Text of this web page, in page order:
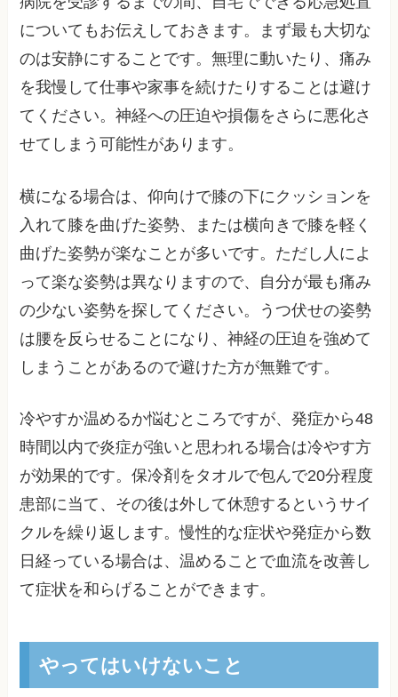
についてもお伝えしておきます。まず最も大切な
のは安静にすることです。無理に動いたり、痛み
を我慢して仕事や家事を続けたりすることは避け
てください。神経への圧迫や損傷をさらに悪化さ
せてしまう可能性があります。
横になる場合は、仰向けで膝の下にクッションを
入れて膝を曲げた姿勢、または横向きで膝を軽く
曲げた姿勢が楽なことが多いです。ただし人によ
って楽な姿勢は異なりますので、自分が最も痛み
の少ない姿勢を探してください。うつ伏せの姿勢
は腰を反らせることになり、神経の圧迫を強めて
しまうことがあるので避けた方が無難です。
冷やすか温めるか悩むところですが、発症から48
時間以内で炎症が強いと思われる場合は冷やす方
が効果的です。保冷剤をタオルで包んで20分程度
患部に当て、その後は外して休憩するというサイ
クルを繰り返します。慢性的な症状や発症から数
日経っている場合は、温めることで血流を改善し
て症状を和らげることができます。
やってはいけないこと